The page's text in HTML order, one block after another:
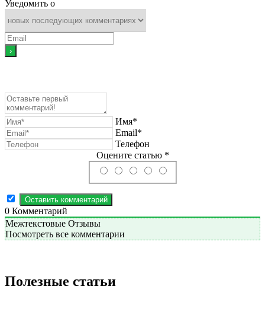
Уведомить о
Имя*
Email*
Телефон
Оцените статью *
0 Комментарий
Межтекстовые Отзывы
Посмотреть все комментарии
Полезные статьи